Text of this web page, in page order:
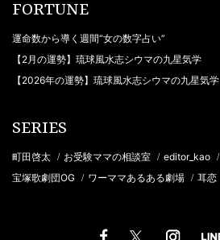
FORTUNE
運命数から導く週間“女の数字占い”
【2月の運勢】琉球風水志シウマの九星気学
【2026年の運勢】琉球風水志シウマの九星気学
SERIES
町田啓太 / お受験ママの相談室 / editor_kao /
宝塚歌劇団OG / ワーママあるある劇場 / 耳恋